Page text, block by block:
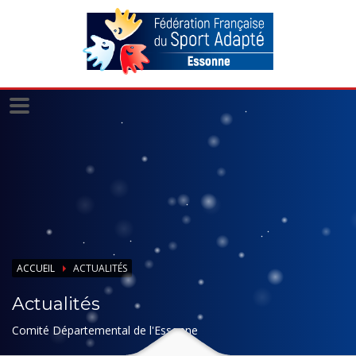
ACCUEIL ACTUALITÉS
Actualités
Comité Départemental de l'Essonne
Panneau de gestion des cookies